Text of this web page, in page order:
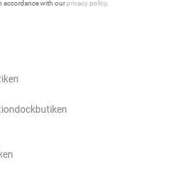
accordance with ourprivacy policy.